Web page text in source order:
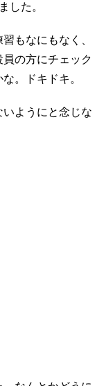
した。
もなにもなく、
の方にチェック
。ドキドキ。
ようにと念じな